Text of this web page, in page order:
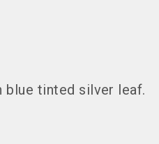
blue tinted silver leaf.